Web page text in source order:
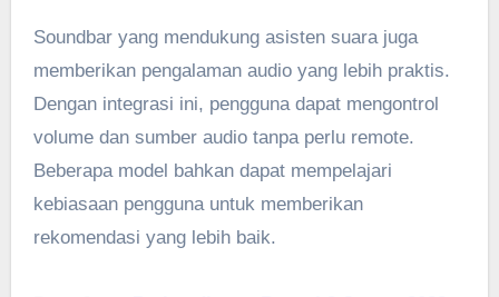
Soundbar yang mendukung asisten suara juga
memberikan pengalaman audio yang lebih praktis.
Dengan integrasi ini, pengguna dapat mengontrol
volume dan sumber audio tanpa perlu remote.
Beberapa model bahkan dapat mempelajari
kebiasaan pengguna untuk memberikan
rekomendasi yang lebih baik.